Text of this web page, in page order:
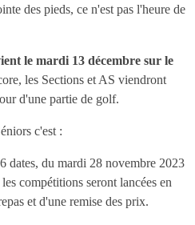
des pieds, ce n'est pas l'heure de
le mardi 13 décembre sur le
les Sections et AS viendront
d'une partie de golf.
c'est :
dates, du mardi 28 novembre 2023
compétitions seront lancées en
et d'une remise des prix.